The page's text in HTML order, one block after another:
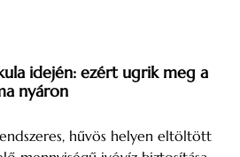
idején: ezért ugrik meg a
nyáron
hűvös helyen eltöltött